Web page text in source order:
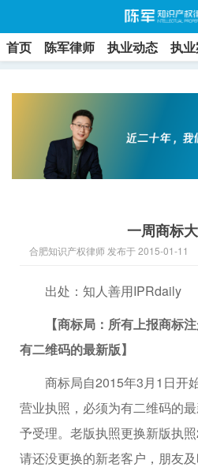
首页 陈军律师 执业动态 执
一周商标
合肥知识产权律师 发布于 2015-01-11
出处：知人善用IPRdaily
【商标局：所有上报商标注
有二维码的最新版】
商标局自2015年3月1日开
营业执照，必须为有二维码的
予受理。老版执照更换新版执
请还没更换的新老客户，朋友及